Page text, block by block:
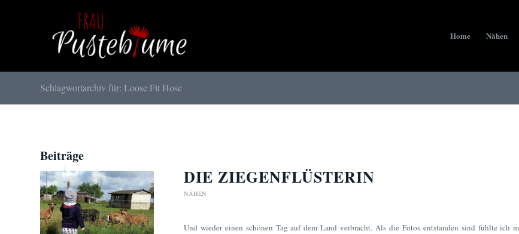
Home Nähen
Schlagwortarchiv für: Loose Fit Hose
Beiträge
DIE ZIEGENFLÜSTERIN
NÄHEN
Und wieder einen schönen Tag auf dem Land verbracht. Als die Fotos entstanden sind fühlte ich